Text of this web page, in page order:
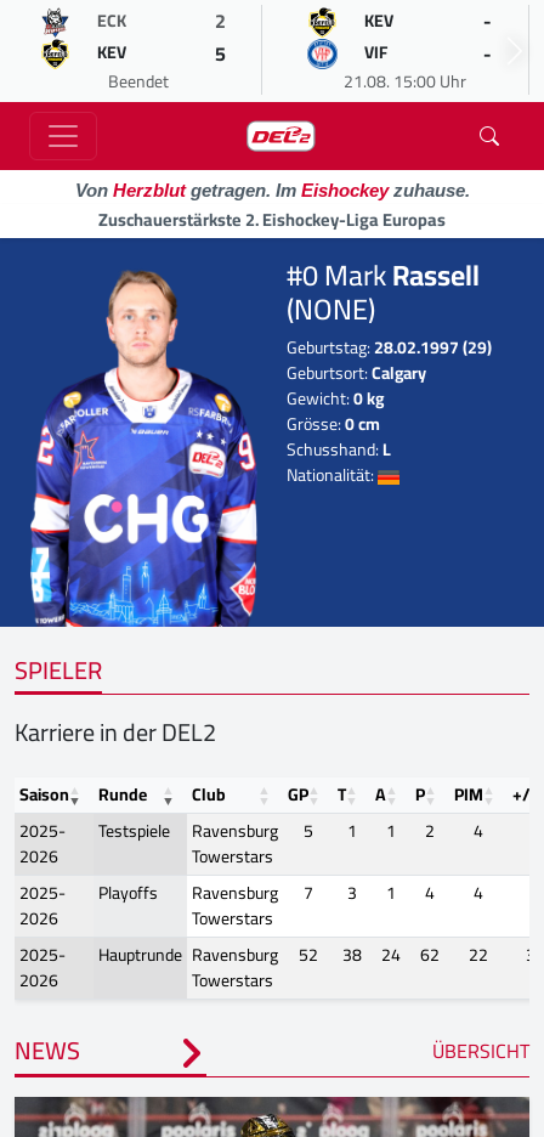
ECK 2
KEV 5
Beendet
KEV -
VIF -
21.08. 15:00 Uhr
Von Herzblutgetragen. Im Eishockeyzuhause.
Zuschauerstärkste 2. Eishockey-Liga Europas
#0 MarkRassell
(NONE)
Geburtstag:28.02.1997 (29)
Geburtsort:Calgary
Gewicht:0 kg
Grösse:0 cm
Schusshand:L
Nationalität:
SPIELER
Karriere in der DEL2
Saison Runde Club GP T A P PIM
+/-
2025-
2026
Testspiele
Ravensburg
Towerstars
5 1 1 2 4
2025-
2026
Playoffs
Ravensburg
Towerstars
7 3 1 4 4
2025-
2026
Hauptrunde Ravensburg
Towerstars
52 38 24 62 22 37
NEWS ÜBERSICHT